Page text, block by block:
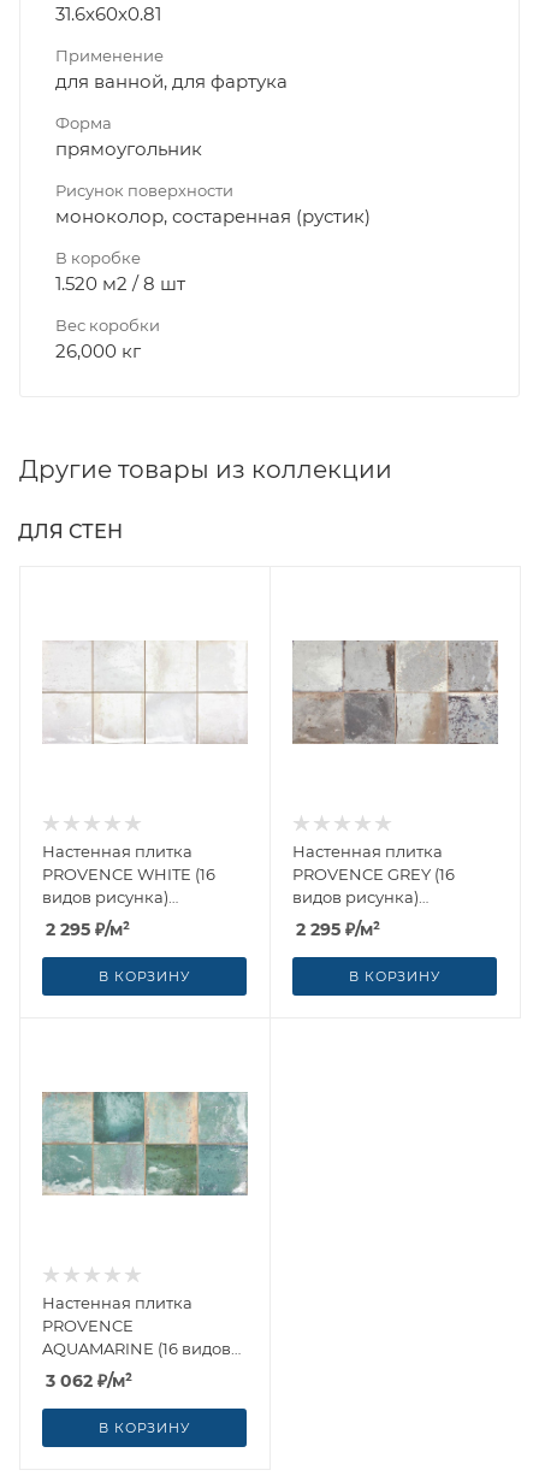
31.6x60x0.81
Применение
для ванной, для фартука
Форма
прямоугольник
Рисунок поверхности
моноколор, состаренная (рустик)
В коробке
1.520 м2 / 8 шт
Вес коробки
26,000 кг
Другие товары из коллекции
ДЛЯ СТЕН
Настенная плитка
PROVENCE WHITE (16
видов рисунка)
31.6x60x0.81 от Geotiles
(Испания)
2 295 ₽/м²
В КОРЗИНУ
Настенная плитка
PROVENCE GREY (16
видов рисунка)
31.6x60x0.81 от Geotiles
(Испания)
2 295 ₽/м²
В КОРЗИНУ
Настенная плитка
PROVENCE
AQUAMARINE (16 видов
рисунка) 31.6x60x0.81 от
Geotiles (Испания)
3 062 ₽/м²
В КОРЗИНУ